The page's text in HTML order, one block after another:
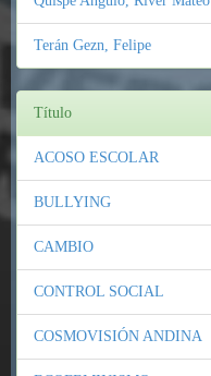
Terán Gezn, Felipe
Título
ACOSO ESCOLAR
BULLYING
CAMBIO
CONTROL SOCIAL
COSMOVISIÓN ANDINA